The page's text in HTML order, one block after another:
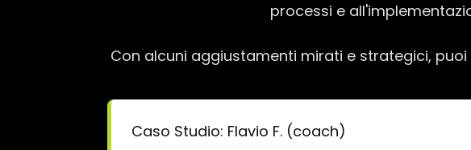
processi e
Con alcuni aggiustamenti mirati e strategici,
Caso Studio: Flavio F. (coach)